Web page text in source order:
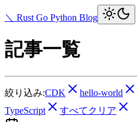
＼ Rust Go Python Blog
記事一覧
絞り込み:CDK hello-world
TypeScript
すべてクリア